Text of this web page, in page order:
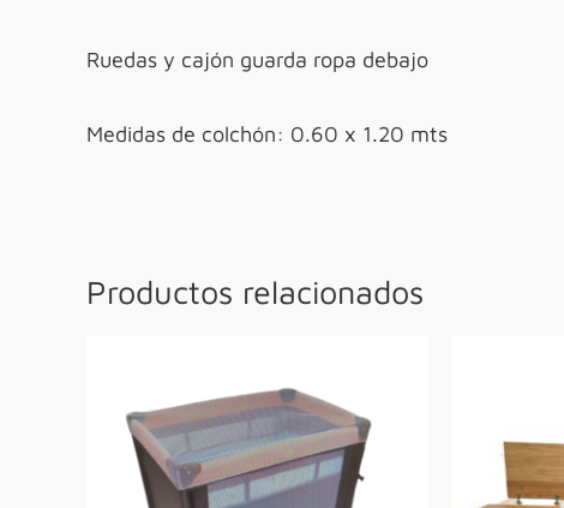
Ruedas y cajón guarda ropa debajo
Medidas de colchón: 0.60 x 1.20 mts
Productos relacionados